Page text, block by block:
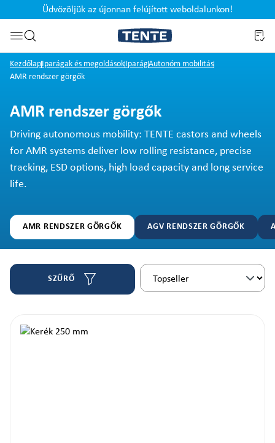
Ugrás a kereséshez
Üdvözöljük az újonnan felújított weboldalunkon!
KezdőlapIparágak és megoldásokIparágAutonóm mobilitás
AMR rendszer görgők
AMR rendszer görgők
Driving autonomous mobility: TENTE castors and wheels
for AMR systems deliver low rolling resistance, precise
tracking, ESD options, high load capacity and long service
life.
AMR RENDSZER GÖRGŐK AGV RENDSZER GÖRGŐK
SZŰRŐ